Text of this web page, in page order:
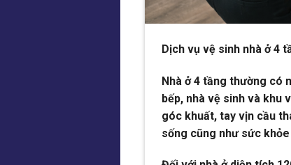
Dịch vụ vệ sinh nhà ở 4
Nhà ở 4 tầng thường có
bếp, nhà vệ sinh và khu
góc khuất, tay vịn cầu
sống cũng như sức